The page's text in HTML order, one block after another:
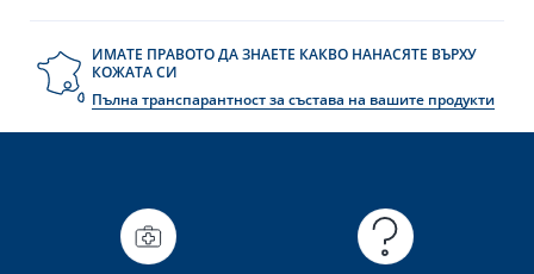
ИМАТЕ ПРАВОТО ДА ЗНАЕТЕ КАКВО НАНАСЯТЕ ВЪРХУ
КОЖАТА СИ
Пълна транспарантност за състава на вашите продукти